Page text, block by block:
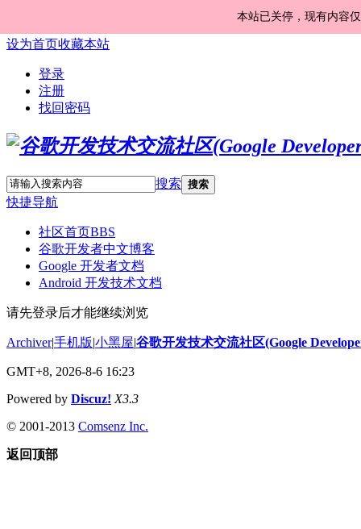
本站已关停，现有内容
设为首页收藏本站
登录
注册
找回密码
搜索 搜索
快捷导航
社区首页BBS
谷歌开发者中文博客
Google 开发者文档
Android 开发技术文档
请先登录后才能继续浏览
Archiver|手机版|小黑屋|谷歌开发技术交流社区(Google
GMT+8, 2026-8-6 16:23
Powered by Discuz! X3.3
© 2001-2013 Comsenz Inc.
返回顶部